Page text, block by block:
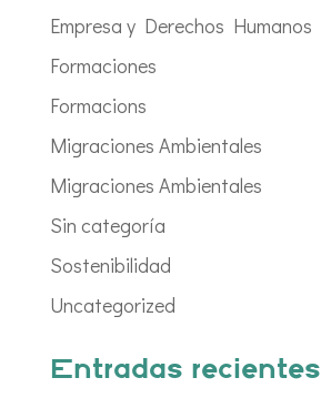
Empresa y Derechos Humanos
Formaciones
Formacions
Migraciones Ambientales
Migraciones Ambientales
Sin categoría
Sostenibilidad
Uncategorized
Entradas recientes